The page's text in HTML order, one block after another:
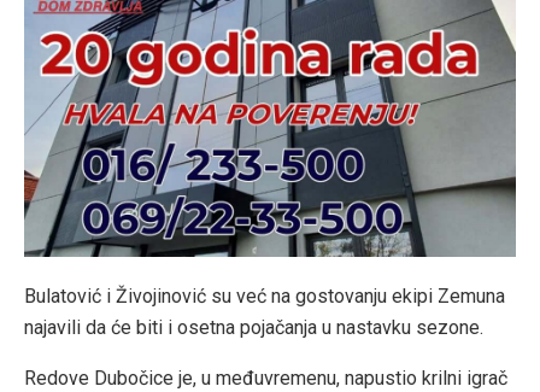
Bulatović i Živojinović su već na gostovanju ekipi Zemuna
najavili da će biti i osetna pojačanja u nastavku sezone.
Redove Dubočice je, u međuvremenu, napustio krilni igrač